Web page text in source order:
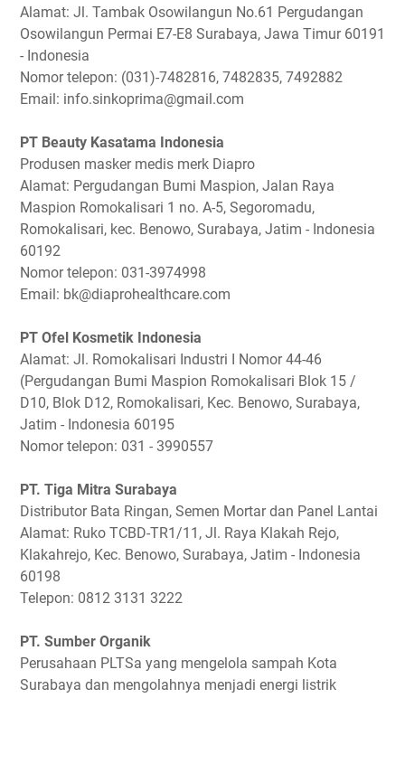
Alamat: Jl. Tambak Osowilangun No.61 Pergudangan
Osowilangun Permai E7-E8 Surabaya, Jawa Timur 60191
- Indonesia
Nomor telepon: (031)-7482816, 7482835, 7492882
Email: info.sinkoprima@gmail.com
PT Beauty Kasatama Indonesia
Produsen masker medis merk Diapro
Alamat: Pergudangan Bumi Maspion, Jalan Raya
Maspion Romokalisari 1 no. A-5, Segoromadu,
Romokalisari, kec. Benowo, Surabaya, Jatim - Indonesia
60192
Nomor telepon: 031-3974998
Email: bk@diaprohealthcare.com
PT Ofel Kosmetik Indonesia
Alamat: Jl. Romokalisari Industri I Nomor 44-46
(Pergudangan Bumi Maspion Romokalisari Blok 15 /
D10, Blok D12, Romokalisari, Kec. Benowo, Surabaya,
Jatim - Indonesia 60195
Nomor telepon: 031 - 3990557
PT. Tiga Mitra Surabaya
Distributor Bata Ringan, Semen Mortar dan Panel Lantai
Alamat: Ruko TCBD-TR1/11, Jl. Raya Klakah Rejo,
Klakahrejo, Kec. Benowo, Surabaya, Jatim - Indonesia
60198
Telepon: 0812 3131 3222
PT. Sumber Organik
Perusahaan PLTSa yang mengelola sampah Kota
Surabaya dan mengolahnya menjadi energi listrik